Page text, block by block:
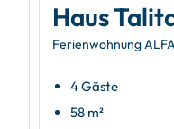
Haus
Ferienwohnung
4 Gäste
58 m²